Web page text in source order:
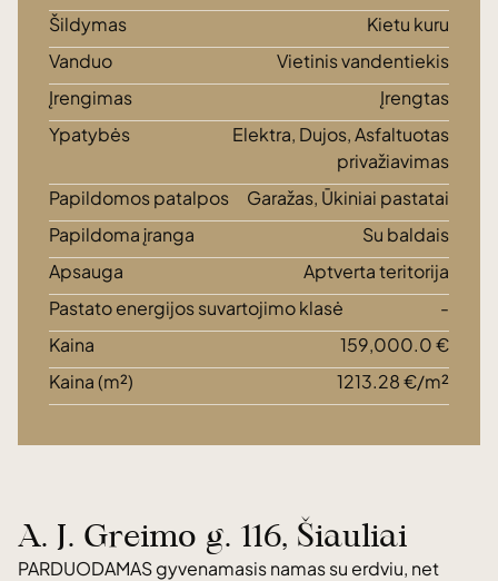
Šildymas
Kietu kuru
Vanduo
Vietinis vandentiekis
Įrengimas
Įrengtas
Ypatybės
Elektra, Dujos, Asfaltuotas
privažiavimas
Papildomos patalpos
Garažas, Ūkiniai pastatai
Papildoma įranga
Su baldais
Apsauga
Aptverta teritorija
Pastato energijos suvartojimo klasė
-
Kaina
159,000.0 €
Kaina (m²)
1213.28 €/m²
A. J. Greimo g. 116, Šiauliai
PARDUODAMAS gyvenamasis namas su erdviu, net